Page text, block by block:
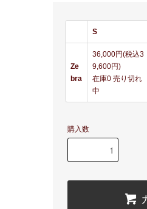
S
Ze
bra
36,000円(税込3
9,600円)
在庫0 売り切れ
中
購入数